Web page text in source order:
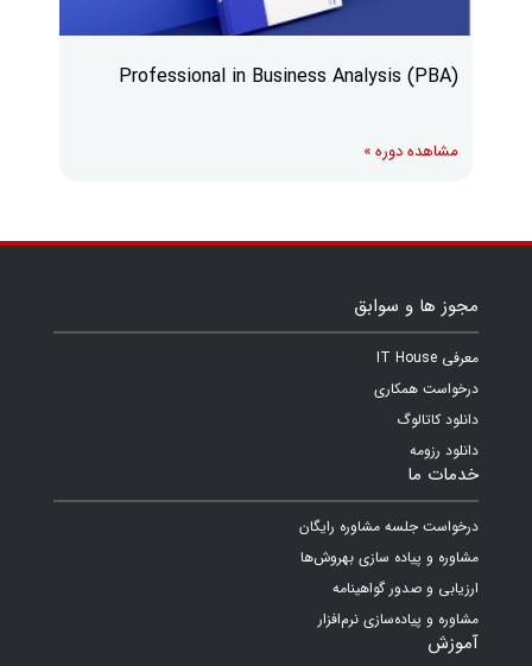
Professional in Business Analysis (PBA)
مشاهده دوره »
مجوز ها و سوابق
معرفی IT House
درخواست همکاری
دانلود کاتالوگ
دانلود رزومه
خدمات ما
درخواست جلسه مشاوره رایگان
مشاوره و پیاده سازی بهروش‌ها
ارزیابی و صدور گواهینامه
مشاوره و پیاده‌سازی نرم‌افزار
آموزش